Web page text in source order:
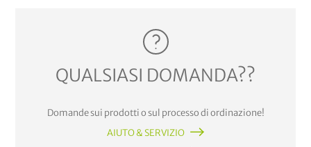
QUALSIASI DOMANDA??
Domande sui prodotti o sul processo di ordinazione!
AIUTO & SERVIZIO